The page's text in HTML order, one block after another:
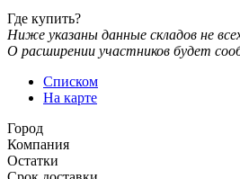
Где купить?
Ниже указаны данные складов не
О расширении участников будет
Списком
На карте
Город
Компания
Остатки